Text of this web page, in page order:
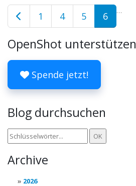
1 …
4 5 6
OpenShot unterstützen
Spende jetzt!
Blog durchsuchen
Archive
2026